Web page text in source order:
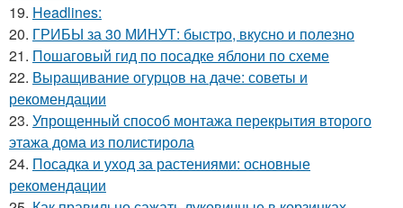
19. Headlines:
20. ГРИБЫ за 30 МИНУТ: быстро, вкусно и полезно
21. Пошаговый гид по посадке яблони по схеме
22. Выращивание огурцов на даче: советы и
рекомендации
23. Упрощенный способ монтажа перекрытия второго
этажа дома из полистирола
24. Посадка и уход за растениями: основные
рекомендации